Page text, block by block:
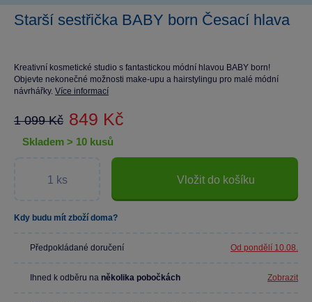
Starší sestřička BABY born Česací hlava
Kreativní kosmetické studio s fantastickou módní hlavou BABY born!
Objevte nekonečné možnosti make-upu a hairstylingu pro malé módní
návrhářky. Více informací
1 099 Kč 849 Kč
skladem > 10 kusů
Vložit do košíku
Kdy budu mít zboží doma?
Předpokládané doručení Od pondělí 10.08.
Ihned k odběru na několika pobočkách Zobrazit